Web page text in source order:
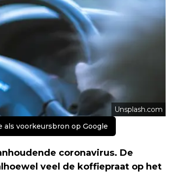
Unsplash.com
als voorkeursbron op Google
coronavirus. De
veel de koffiepraat op het